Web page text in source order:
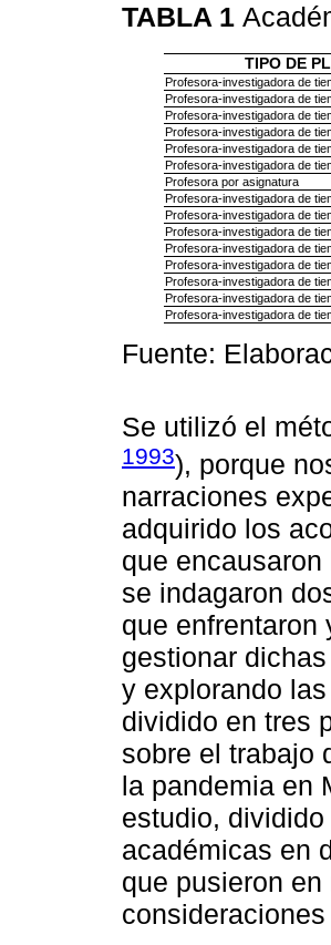
TABLA 1
TIPO DE
Profesora-investigadora de
Profesora-investigadora de
Profesora-investigadora de
Profesora-investigadora de
Profesora-investigadora de
Profesora-investigadora de
Profesora por asignatura
Profesora-investigadora de
Profesora-investigadora de
Profesora-investigadora de
Profesora-investigadora de
Profesora-investigadora de
Profesora-investigadora de
Profesora-investigadora de
Profesora-investigadora de
Fuente:
Se utilizó el
1993), porque
narraciones
adquirido los
que
se indagaron
que enfrentaron
gestionar
y explorando
dividido en tres
sobre el trabajo
la pandemia en
estudio,
académicas en
que pusieron